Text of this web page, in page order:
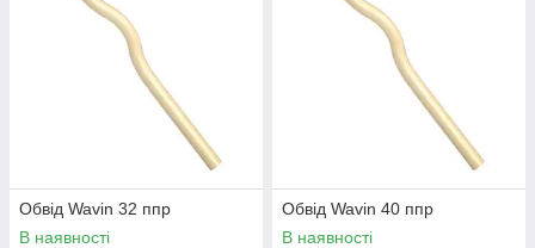
Обвід Wavin 32 ппр
В наявності
Обвід Wavin 40 ппр
В наявності